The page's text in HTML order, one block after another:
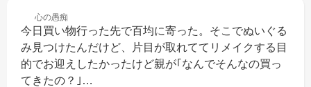
心の愚痴
今日買い物行った先で百均に寄った。そこでぬいぐる
み見つけたんだけど、片目が取れててリメイクする目
的でお迎えしたかったけど親が｢なんでそんなの買っ
てきたの？｣…